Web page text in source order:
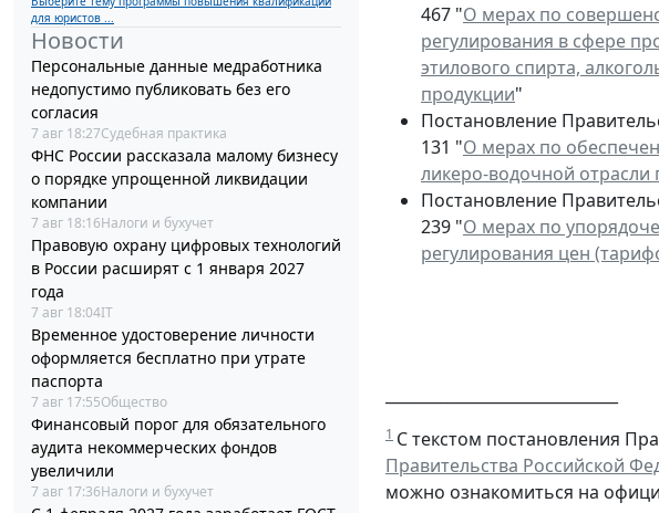
для юристов ...
Новости
Персональные данные медработника
недопустимо публиковать без его
согласия
7 авг 18:27Судебная практика
ФНС России рассказала малому бизнесу
о порядке упрощенной ликвидации
компании
7 авг 18:16Налоги и бухучет
Правовую охрану цифровых технологий
в России расширят с 1 января 2027
года
7 авг 18:04IT
Временное удостоверение личности
оформляется бесплатно при утрате
паспорта
7 авг 17:55Общество
Финансовый порог для обязательного
аудита некоммерческих фондов
увеличили
7 авг 17:36Налоги и бухучет
467 "О мерах по
регулирования в сфере
этилового спирта,
продукции"
Постановление
131 "О мерах по
ликеро-водочной
Постановление
239 "О мерах по
регулирования цен
1 С текстом постановления
Правительства Российской
можно ознакомиться на